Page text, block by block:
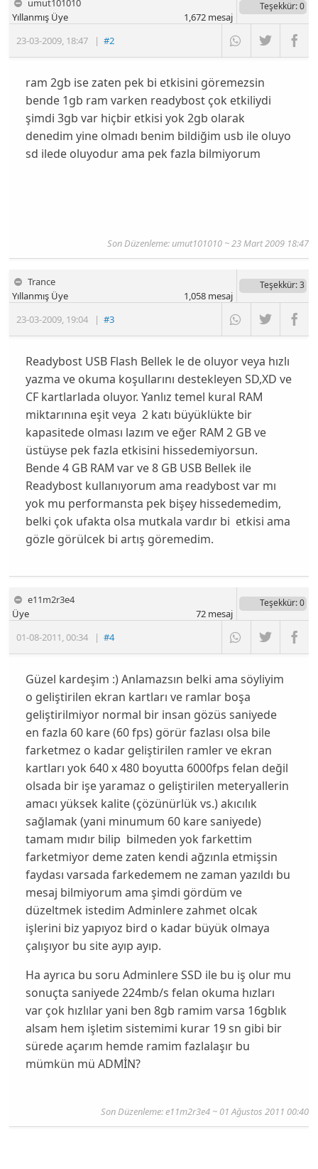
umut101010
23-03-2009, 18:47 |#2
Yıllanmış Üye
Teşekkür: 0
1,672mesaj
ram 2gb ise zaten pek bi etkisini göremezsin
bende 1gb ram varken readybost çok etkiliydi
şimdi 3gb var hiçbir etkisi yok 2gb olarak
denedim yine olmadı benim bildiğim usb ile oluyo
sd ilede oluyodur ama pek fazla bilmiyorum
Son Düzenleme: umut101010 ~ 23 Mart 2009 18:47
Trance
23-03-2009, 19:04 |#3
Yıllanmış Üye
Teşekkür: 3
1,058mesaj
Readybost USB Flash Bellek le de oluyor veya hızlı
yazma ve okuma koşullarını destekleyen SD,XD ve
CF kartlarlada oluyor. Yanlız temel kural RAM
miktarınına eşit veya 2 katı büyüklükte bir
kapasitede olması lazım ve eğer RAM 2 GB ve
üstüyse pek fazla etkisini hissedemiyorsun.
Bende 4 GB RAM var ve 8 GB USB Bellek ile
Readybost kullanıyorum ama readybost var mı
yok mu performansta pek bişey hissedemedim,
belki çok ufakta olsa mutkala vardır bi etkisi ama
gözle görülcek bi artış göremedim.
e11m2r3e4
01-08-2011,00:34 |#4
Üye
Teşekkür: 0
72mesaj
Güzel kardeşim :) Anlamazsın belki ama söyliyim
o geliştirilen ekran kartları ve ramlar boşa
geliştirilmiyor normal bir insan gözüs saniyede
en fazla 60 kare (60 fps) görür fazlası olsa bile
farketmez o kadar geliştirilen ramler ve ekran
kartları yok 640 x 480 boyutta 6000fps felan değil
olsada bir işe yaramaz o geliştirilen meteryallerin
amacı yüksek kalite (çözünürlük vs.) akıcılık
sağlamak (yani minumum 60 kare saniyede)
tamam mıdır bilip bilmeden yok farkettim
farketmiyor deme zaten kendi ağzınla etmişsin
faydası varsada farkedemem ne zaman yazıldı bu
mesaj bilmiyorum ama şimdi gördüm ve
düzeltmek istedim Adminlere zahmet olcak
işlerini biz yapıyoz bird o kadar büyük olmaya
çalışıyor bu site ayıp ayıp.
Ha ayrıca bu soru Adminlere SSD ile bu iş olur mu
sonuçta saniyede 224mb/s felan okuma hızları
var çok hızlılar yani ben 8gb ramim varsa 16gblık
alsam hem işletim sistemimi kurar 19 sn gibi bir
sürede açarım hemde ramim fazlalaşır bu
mümkün mü ADMİN?
Son Düzenleme: e11m2r3e4 ~ 01 Ağustos 2011 00:40